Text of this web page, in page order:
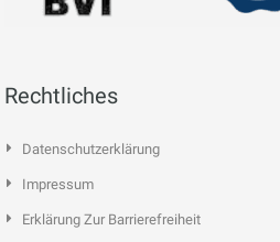
Rechtliches
Datenschutzerklärung
Impressum
Erklärung Zur Barrierefreiheit